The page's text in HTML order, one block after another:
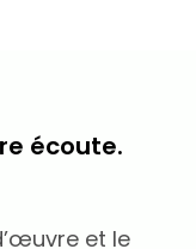
écoute.
et le